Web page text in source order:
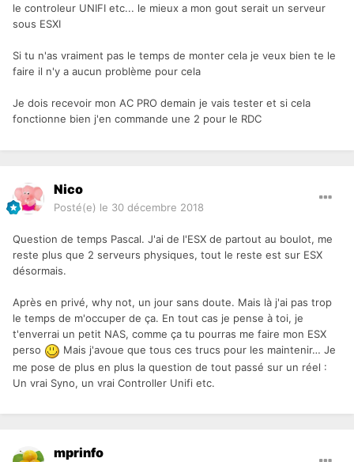
le controleur UNIFI etc... le mieux a mon gout serait un serveur
sous ESXI
Si tu n'as vraiment pas le temps de monter cela je veux bien te le
faire il n'y a aucun problème pour cela
Je dois recevoir mon AC PRO demain je vais tester et si cela
fonctionne bien j'en commande une 2 pour le RDC
Nico
Posté(e) le 30 décembre 2018
Question de temps Pascal. J'ai de l'ESX de partout au boulot, me
reste plus que 2 serveurs physiques, tout le reste est sur ESX
désormais.
Après en privé, why not, un jour sans doute. Mais là j'ai pas trop
le temps de m'occuper de ça. En tout cas je pense à toi, je
t'enverrai un petit NAS, comme ça tu pourras me faire mon ESX
perso
Mais j'avoue que tous ces trucs pour les maintenir… Je
me pose de plus en plus la question de tout passé sur un réel :
Un vrai Syno, un vrai Controller Unifi etc.
mprinfo